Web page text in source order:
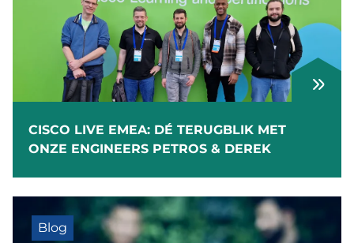
CISCO LIVE EMEA: DÉ TERUGBLIK MET
ONZE ENGINEERS PETROS & DEREK
Blog